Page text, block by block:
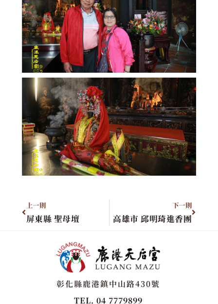
上一則
屏東縣 聖母壇
下一則
高雄市 邱明琦進香團
彰化縣鹿港鎮中山路430號
TEL. 04 7779899